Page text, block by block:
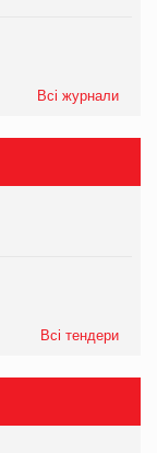
Всі журнали
Всі тендери